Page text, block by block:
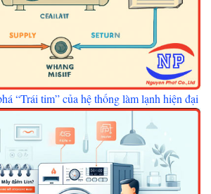
“Trái tim” của hệ thống làm lạnh hiện đại